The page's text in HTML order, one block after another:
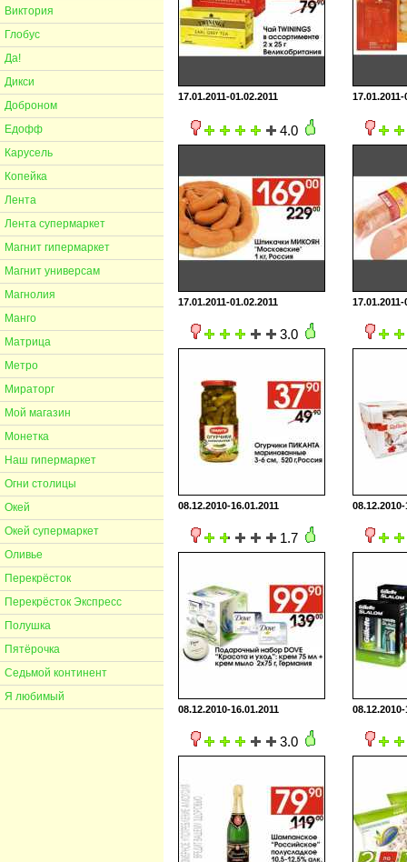
Виктория
Глобус
Да!
Дикси
Доброном
Едофф
Карусель
Копейка
Лента
Лента супермаркет
Магнит гипермаркет
Магнит универсам
Магнолия
Манго
Матрица
Метро
Мираторг
Мой магазин
Монетка
Наш гипермаркет
Огни столицы
Окей
Окей супермаркет
Оливье
Перекрёсток
Перекрёсток Экспресс
Полушка
Пятёрочка
Седьмой континент
Я любимый
17.01.2011-01.02.2011 17.01.2011-
4.0
17.01.2011-01.02.2011 17.01.2011-
3.0
08.12.2010-16.01.2011
1.7
08.12.2010-16.01.2011
3.0